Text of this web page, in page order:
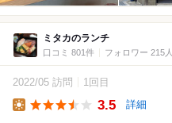
ミタカのランチ
口コミ 801件 フォロワー 215人
2022/05 訪問 1回目
3.5 詳細